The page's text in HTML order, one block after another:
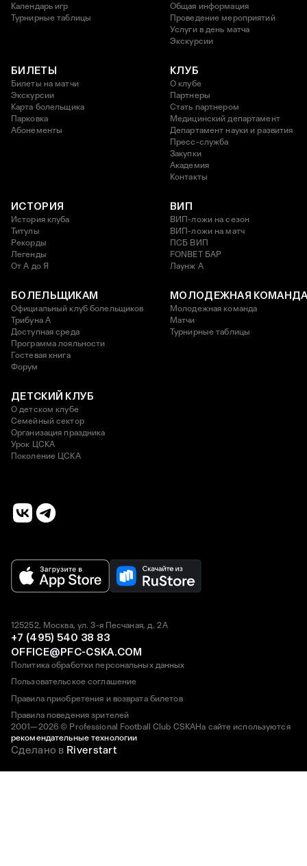
Календарь игр
Турнирные таблицы
Общая информация
Проведение мероприятий
Услуги в день матча
Экскурсии
БИЛЕТЫ
Билеты на матчи
Экскурсии
Карта болельщика
Парковка
Абонементы
КЛУБ
О клубе
Партнеры
Стать партнером
Медицинский департамент
Департамент науки и развития
Пресс-служба
Закупки
Академия
Контакты
ИСТОРИЯ
История клуба
Титулы
Рекорды
Легенды
От А до Я
ВИП
ВИП-ложи на сезон
ВИП-ложи на матч
ПСБ ВИП
FONBET БАР
Лаунж A
БОЛЕЛЬЩИКАМ
Официальный клуб болельщиков
Трибуна А
Доступная среда
Программа лояльности
Гостевая книга
Форум
МОЛОДЕЖНАЯ
Молодежная команда
Матчи
Турнирные таблицы
ДЕТСКИЙ КЛУБ
О детском клубе
Семейный сектор
Организация праздника
Урок ЦСКА
Поколение ЦСКА
2001—2026 © Professional Football Club CSKAНа сайте используются
рекомендательные технологии
125252, Москва, ул. 3-я Песчаная, д. 2А
+7 (495) 540 38 83
OFFICE@PFC-CSKA.COM
Политика обработки персональных данных
Пользовательское соглашение
Правила приобретения и возврата билетов
Правила поведения зрителей
Сделано в Riverstart